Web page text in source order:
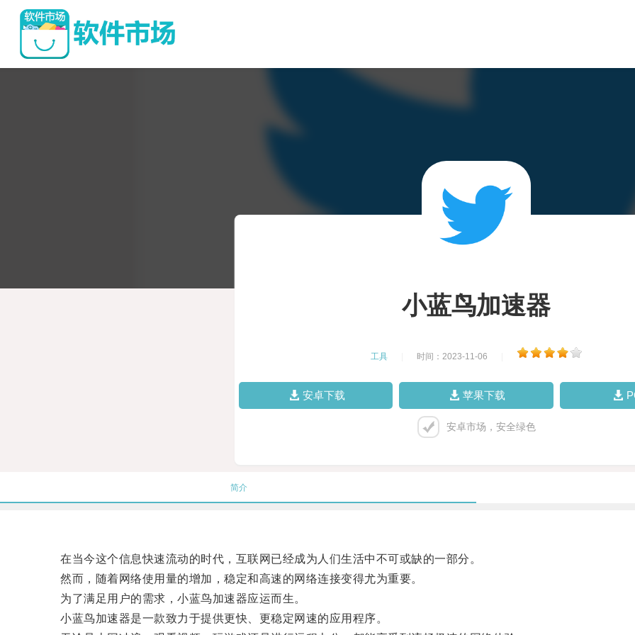
小蓝鸟加速器
工具 时间：2023-11-06
安卓下载 苹果下载
安卓市场，安全绿色
简介
在当今这个信息快速流动的时代，互联网已经成为人们生活中不可或缺的一部分。
然而，随着网络使用量的增加，稳定和高速的网络连接变得尤为重要。
为了满足用户的需求，小蓝鸟加速器应运而生。
小蓝鸟加速器是一款致力于提供更快、更稳定网速的应用程序。